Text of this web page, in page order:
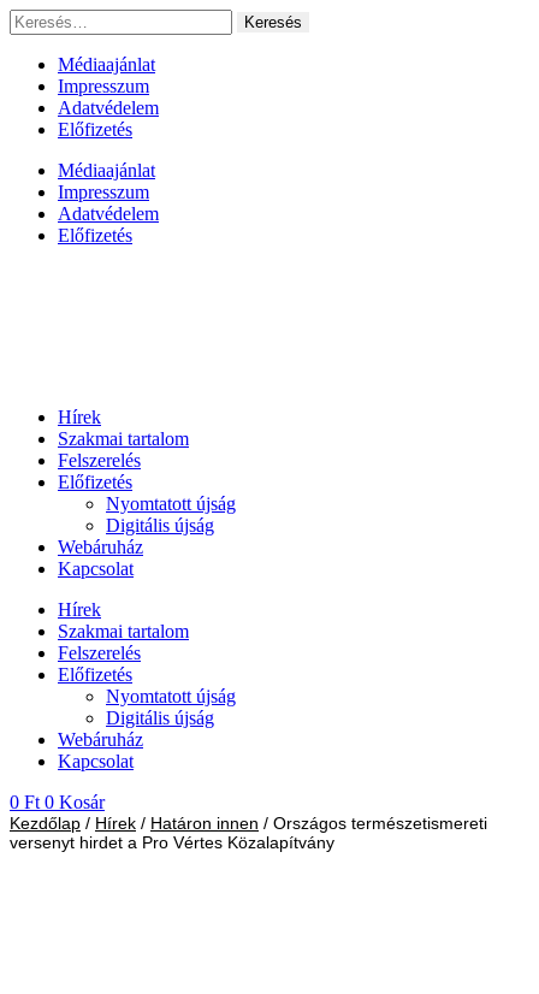
Ugrás
a
tartalomhoz
Keresés:
Médiaajánlat
Impresszum
Adatvédelem
Előfizetés
Médiaajánlat
Impresszum
Adatvédelem
Előfizetés
Hírek
Szakmai tartalom
Felszerelés
Előfizetés
Nyomtatott újság
Digitális újság
Webáruház
Kapcsolat
Hírek
Szakmai tartalom
Felszerelés
Előfizetés
Nyomtatott újság
Digitális újság
Webáruház
Kapcsolat
0 Ft 0 Kosár
Kezdőlap / Hírek / Határon innen / Országos természetismereti
versenyt hirdet a Pro Vértes Közalapítvány